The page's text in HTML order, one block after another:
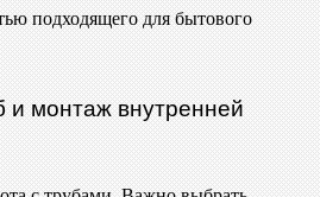
подходящего для бытового
и монтаж внутренней